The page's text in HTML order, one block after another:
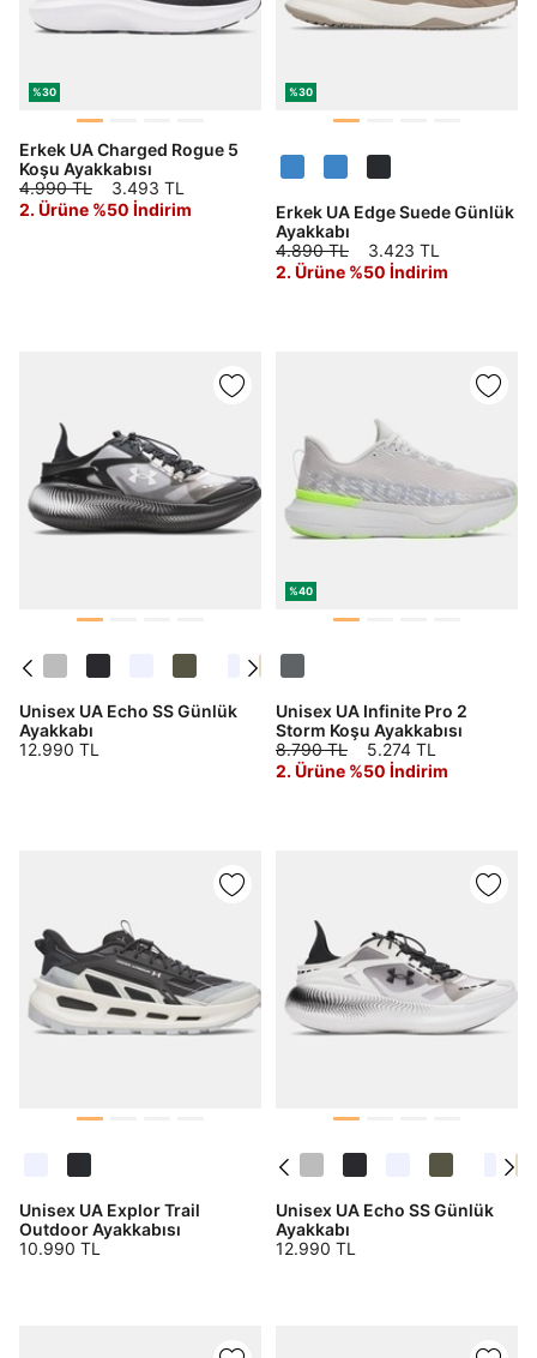
%30
Erkek UA Charged Rogue 5
Koşu Ayakkabısı
4.990 TL
3.493 TL
2. Ürüne %50 İndirim
%30
Erkek UA Edge Suede Günlük
Ayakkabı
4.890 TL
3.423 TL
2. Ürüne %50 İndirim
Unisex UA Echo SS Günlük
Ayakkabı
12.990 TL
%40
Unisex UA Infinite Pro 2
Storm Koşu Ayakkabısı
8.790 TL
5.274 TL
2. Ürüne %50 İndirim
Unisex UA Explor Trail
Outdoor Ayakkabısı
10.990 TL
Unisex UA Echo SS Günlük
Ayakkabı
12.990 TL